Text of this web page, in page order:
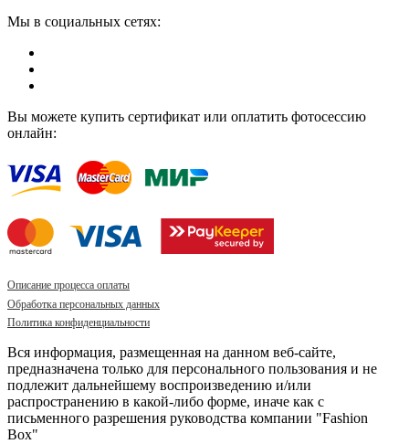
Мы в социальных сетях:
Вы можете купить сертификат или оплатить фотосессию
онлайн:
Описание процесса оплаты
Обработка персональных данных
Политика конфиденциальности
Вся информация, размещенная на данном веб-сайте,
предназначена только для персонального пользования и не
подлежит дальнейшему воспроизведению и/или
распространению в какой-либо форме, иначе как с
письменного разрешения руководства компании "Fashion
Box"